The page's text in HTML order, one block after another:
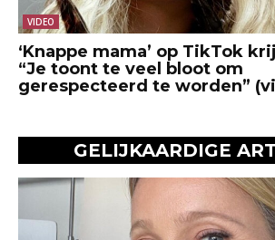
VIDEO
‘Knappe mama’ op TikTok
“Je toont te veel bloot om
gerespecteerd te worden”
GELIJKAARDIGE